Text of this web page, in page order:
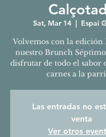
Sat, Mar 14
  |
Espai
Volvemos con la edición
nuestro Brunch
disfrutar de todo el sabor
carnes a la
Las entradas no
venta
Ver otros